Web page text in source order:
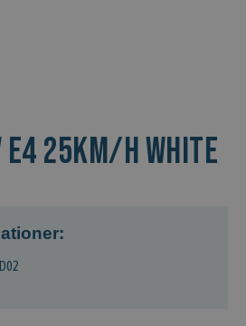
25KM/H WHITE